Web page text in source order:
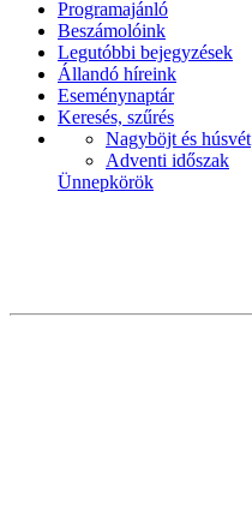
Programajánló
Beszámolóink
Legutóbbi bejegyzések
Állandó híreink
Eseménynaptár
Keresés, szűrés
Nagyböjt és húsvét
Adventi időszak
Ünnepkörök